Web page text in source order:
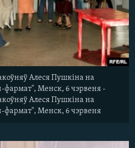
Алеся Пушкіна на
фармат", Менск, 6 чэрвеня -
Алеся Пушкіна на
фармат", Менск, 6 чэрвеня